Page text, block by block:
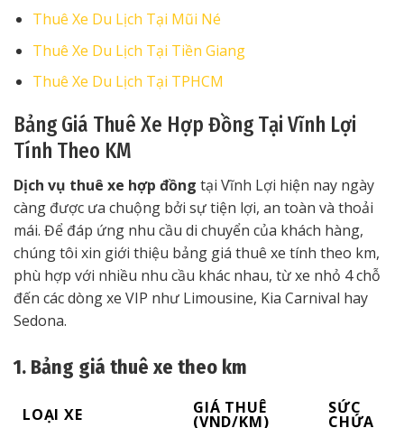
Thuê Xe Du Lịch Tại Mũi Né
Thuê Xe Du Lịch Tại Tiền Giang
Thuê Xe Du Lịch Tại TPHCM
Bảng Giá Thuê Xe Hợp Đồng Tại Vĩnh Lợi
Tính Theo KM
Dịch vụ thuê xe hợp đồng tại Vĩnh Lợi hiện nay ngày
càng được ưa chuộng bởi sự tiện lợi, an toàn và thoải
mái. Để đáp ứng nhu cầu di chuyển của khách hàng,
chúng tôi xin giới thiệu bảng giá thuê xe tính theo km,
phù hợp với nhiều nhu cầu khác nhau, từ xe nhỏ 4 chỗ
đến các dòng xe VIP như Limousine, Kia Carnival hay
Sedona.
1. Bảng giá thuê xe theo km
LOẠI XE GIÁ THUÊ
(VND/KM)
SỨC
CHỨA